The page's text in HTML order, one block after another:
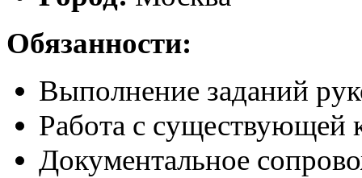
Обязанности:
Выполнение заданий
Работа с существующей
Документальное